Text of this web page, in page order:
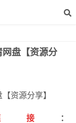
网盘【资源分
资源分享】
接
：